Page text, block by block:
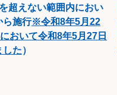
超えない範囲内におい
ら施行※令和8年5月22
おいて令和8年5月27日
した）